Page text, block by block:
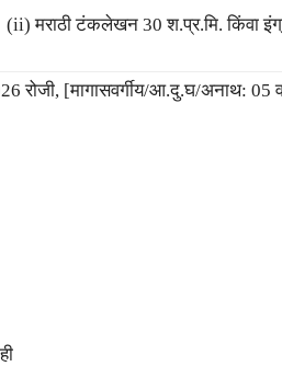
मराठी टंकलेखन 30 श.प्र.मि. किंवा
रोजी, [मागासवर्गीय/आ.दु.घ/अनाथ: 05